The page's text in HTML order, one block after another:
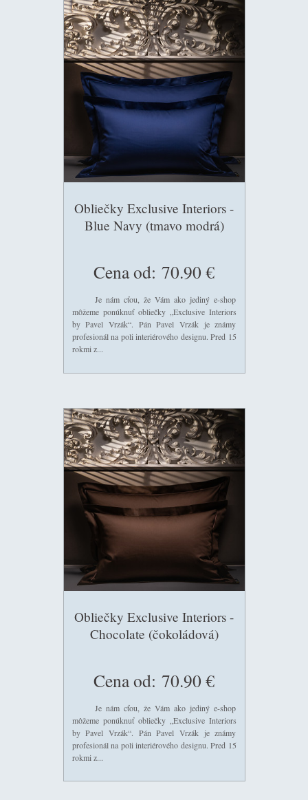
Obliečky Exclusive Interiors -
Blue Navy (tmavo modrá)
Cena od: 70.90 €
Je nám cťou, že Vám ako jediný e-shop
môžeme ponúknuť obliečky „Exclusive Interiors
by Pavel Vrzák“. Pán Pavel Vrzák je známy
profesionál na poli interiérového designu. Pred 15
rokmi z...
Obliečky Exclusive Interiors -
Chocolate (čokoládová)
Cena od: 70.90 €
Je nám cťou, že Vám ako jediný e-shop
môžeme ponúknuť obliečky „Exclusive Interiors
by Pavel Vrzák“. Pán Pavel Vrzák je známy
profesionál na poli interiérového designu. Pred 15
rokmi z...